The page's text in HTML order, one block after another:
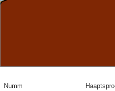
Numm